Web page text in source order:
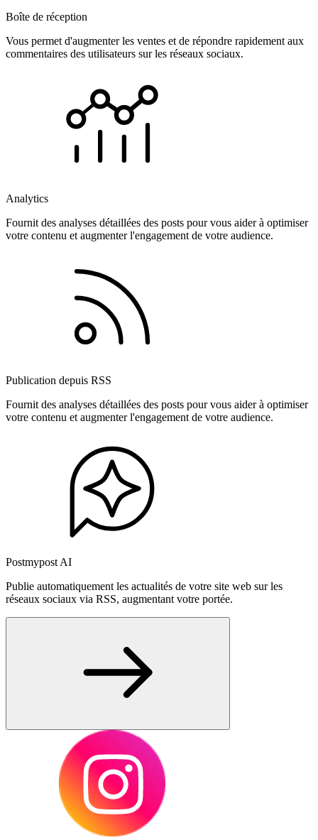
Boîte de réception
Vous permet d'augmenter les ventes et de répondre rapidement aux
commentaires des utilisateurs sur les réseaux sociaux.
Analytics
Fournit des analyses détaillées des posts pour vous aider à optimiser
votre contenu et augmenter l'engagement de votre audience.
Publication depuis RSS
Fournit des analyses détaillées des posts pour vous aider à optimiser
votre contenu et augmenter l'engagement de votre audience.
Postmypost AI
Publie automatiquement les actualités de votre site web sur les
réseaux sociaux via RSS, augmentant votre portée.